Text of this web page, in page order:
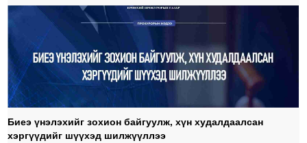
Биеэ үнэлэхийг зохион байгуулж, хүн худалдаалсан
хэргүүдийг шүүхэд шилжүүллээ